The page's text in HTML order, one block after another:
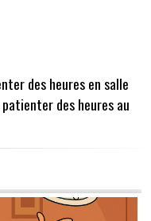
des heures en salle
des heures au